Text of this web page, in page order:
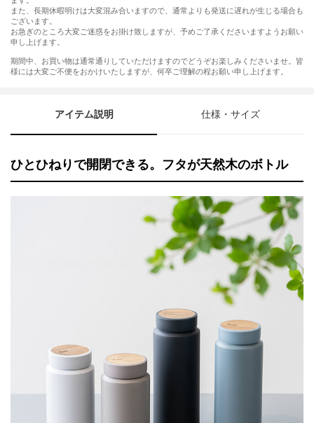
また、長期休暇明けは大変混み合いますので、通常よりも発送に遅れが生じる場合も
ございます。
お急ぎのところ大変ご迷惑をお掛け致しますが、予めご了承くださいますようお願い
申し上げます。
期間中、お買い物は通常通りしていただけますのでどうぞお楽しみくださいませ。皆
様には大変ご不便をおかけいたしますが、何卒ご理解の程お願い申し上げます。
アイテム説明 仕様・サイズ
ひとひねりで開閉できる。フタが天然木のボトル